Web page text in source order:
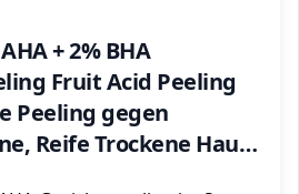
+ 2% BHA
Fruit Acid Peeling
Peeling gegen
Reife Trockene Haut